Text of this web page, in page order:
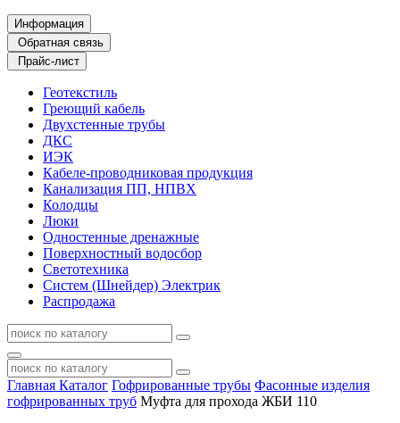
Информация
Обратная связь
Прайс-лист
Геотекстиль
Греющий кабель
Двухстенные трубы
ДКС
ИЭК
Кабеле-проводниковая продукция
Канализация ПП, НПВХ
Колодцы
Люки
Одностенные дренажные
Поверхностный водосбор
Светотехника
Систем (Шнейдер) Электрик
Распродажа
Главная Каталог Гофрированные трубы Фасонные изделия
гофрированных труб Муфта для прохода ЖБИ 110